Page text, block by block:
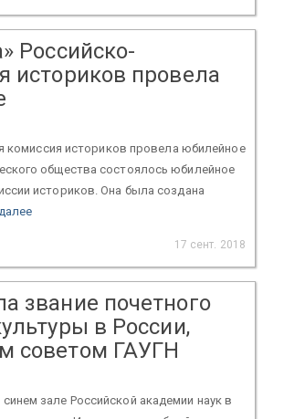
Российско-
историков провела
комиссия историков провела юбилейное
общества состоялось юбилейное
историков. Она была создана
17 сент. 2018
звание почетного
в России,
советом ГАУГН
зале Российской академии наук в